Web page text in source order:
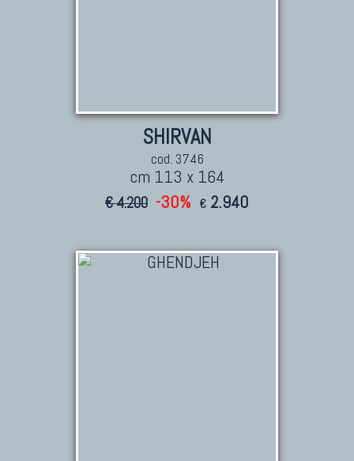
SHIRVAN
cod. 3746
cm 113 x 164
€ 4.200 -30% € 2.940